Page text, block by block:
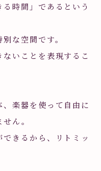
時間」であるという
な空間です。
いことを表現するこ
楽器を使って自由に
ん。
きるから、リトミッ